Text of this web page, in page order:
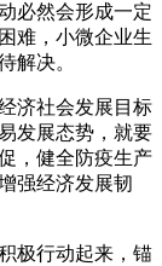
必然会形成一定
难，小微企业生
解决。
济社会发展目标
发展态势，就要
，健全防疫生产
强经济发展韧
极行动起来，锚